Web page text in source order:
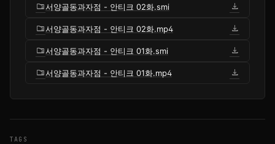
folder_zip서양골동과자점 - 안티크 02화.smi
download
folder_zip서양골동과자점 - 안티크 02화.mp4
download
folder_zip서양골동과자점 - 안티크 01화.smi
download
folder_zip서양골동과자점 - 안티크 01화.mp4 download
TAGS